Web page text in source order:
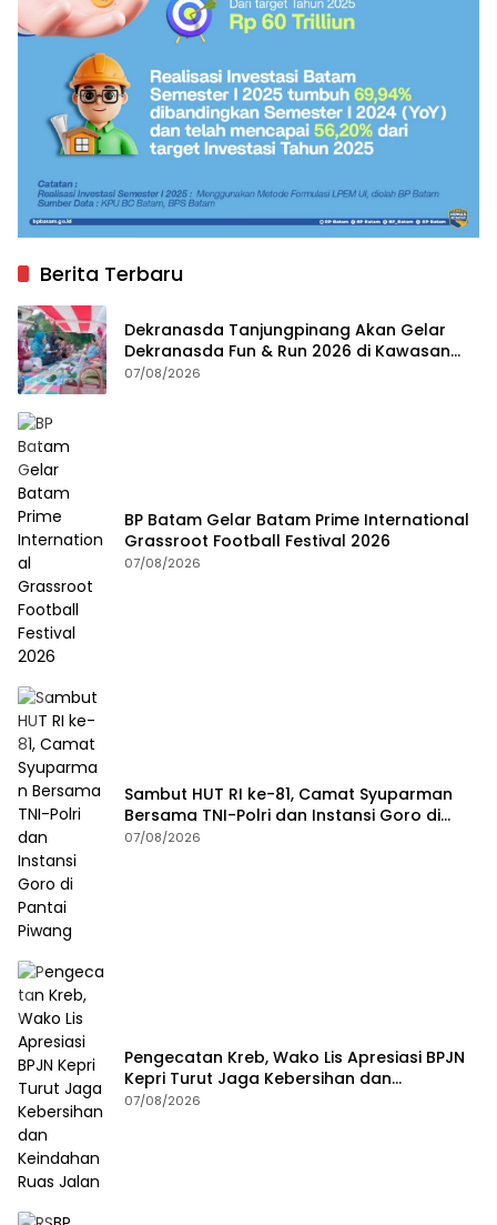
Berita Terbaru
Dekranasda Tanjungpinang Akan Gelar
Dekranasda Fun & Run 2026 di Kawasan
Gedung Gonggong
07/08/2026
BP Batam Gelar Batam Prime International
Grassroot Football Festival 2026
07/08/2026
Sambut HUT RI ke-81, Camat Syuparman
Bersama TNI-Polri dan Instansi Goro di
Pantai Piwang
07/08/2026
Pengecatan Kreb, Wako Lis Apresiasi BPJN
Kepri Turut Jaga Kebersihan dan
Keindahan Ruas Jalan
07/08/2026